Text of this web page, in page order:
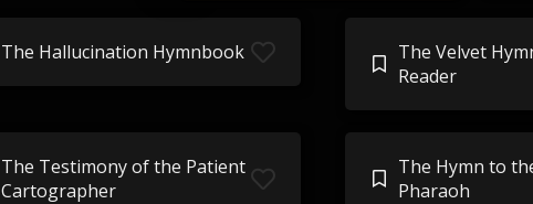
The Hallucination Hymnbook
The Velvet
Reader
The Testimony of the Patient
Cartographer
The Hymn to
Pharaoh